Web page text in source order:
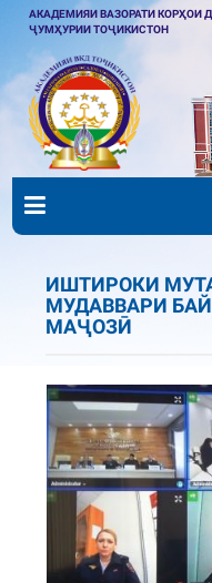
АКАДЕМИЯИ ВАЗОРАТИ КОРҲОИ
ҶУМҲУРИИ ТОҶИКИСТОН
ИШТИРОКИ
МУДАВВАРИ
МАҶОЗӢ